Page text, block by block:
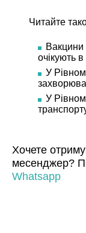
Читайте
Вакцини
очікують
У
У
Хочете
месенджер?
Whatsapp